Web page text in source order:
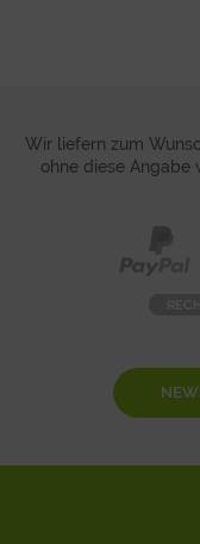
Wir liefern zum
ohne diese